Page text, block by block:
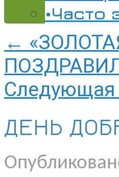
•Часто
←
Следующая
ДЕНЬ